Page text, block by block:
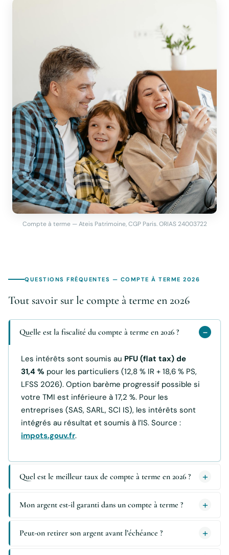
Compte à terme — Ateis Patrimoine, CGP Paris. ORIAS 24003722
QUESTIONS FRÉQUENTES — COMPTE À TERME 2026
Tout savoir sur le compte à terme en 2026
Quelle est la fiscalité du compte à terme en 2026 ?
Les intérêts sont soumis au PFU (flat tax) de
31,4 % pour les particuliers (12,8 % IR + 18,6 % PS,
LFSS 2026). Option barème progressif possible si
votre TMI est inférieure à 17,2 %. Pour les
entreprises (SAS, SARL, SCI IS), les intérêts sont
intégrés au résultat et soumis à l’IS. Source :
impots.gouv.fr.
Quel est le meilleur taux de compte à terme en 2026 ?
Mon argent est-il garanti dans un compte à terme ?
Peut-on retirer son argent avant l’échéance ?